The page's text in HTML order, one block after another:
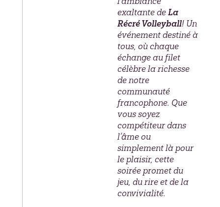
exaltante deLa
Récré Volleyball! Un
événement destiné à
tous, où chaque
échange au filet
célèbre la richesse
de notre
communauté
francophone. Que
vous soyez
compétiteur dans
l’âme ou
simplement là pour
le plaisir, cette
soirée promet du
jeu, du rire et de la
convivialité.